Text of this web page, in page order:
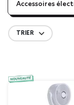
Accessoires
TRIER